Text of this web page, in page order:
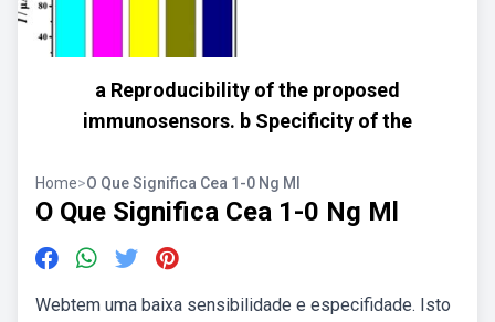
a Reproducibility of the proposed
immunosensors. b Specificity of the
Home>O Que Significa Cea 1-0 Ng Ml
O Que Significa Cea 1-0 Ng Ml
Webtem uma baixa sensibilidade e especifidade. Isto